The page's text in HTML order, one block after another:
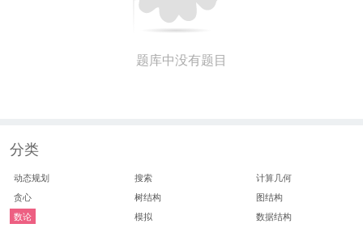
题库中没有题目
分类
动态规划 搜索
计算几何
贪心
树结构
图结构
数论
模拟
数据结构